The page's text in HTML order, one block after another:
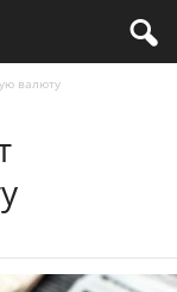
валюту